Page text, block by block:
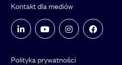
Kontakt dla mediów
Polityka prywatności